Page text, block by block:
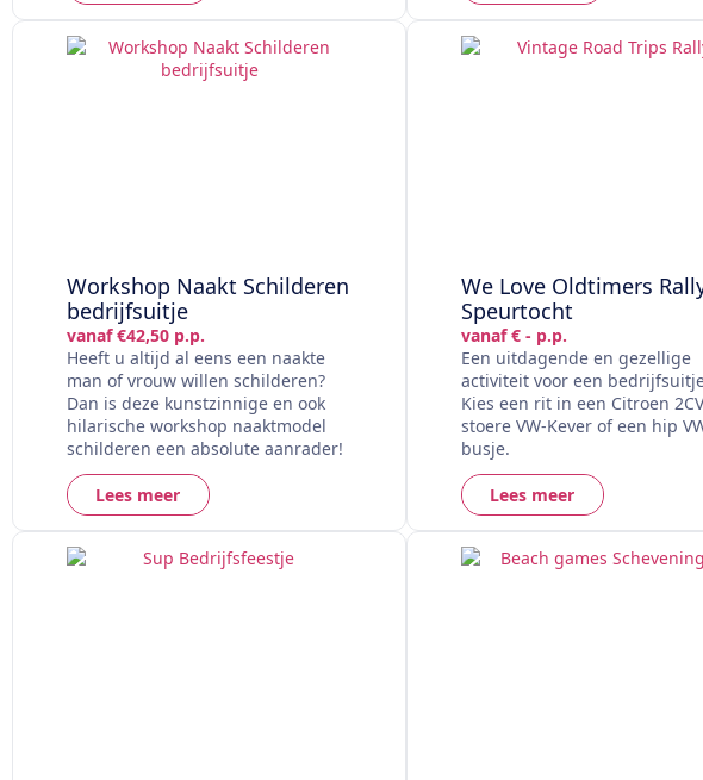
Workshop Naakt Schilderen
bedrijfsuitje
vanaf €42,50 p.p.
Heeft u altijd al eens een naakte
man of vrouw willen schilderen?
Dan is deze kunstzinnige en ook
hilarische workshop naaktmodel
schilderen een absolute aanrader!
Lees meer
We Love Oldtimers
Speurtocht
vanaf € - p.p.
Een uitdagende en gezellige
activiteit voor een
Kies een rit in een Citroen
stoere VW-Kever of een hip
busje.
Lees meer